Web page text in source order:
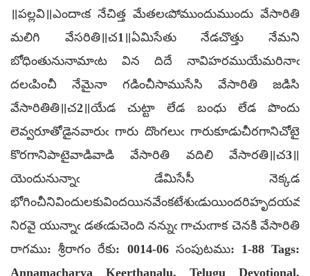
॥పల్లవి॥ఎందాఁక నేచిత్త మేతలఁపోముందుముందు వేసారితి
మలిగి వేసరితి॥చ1॥ఏమిసేతు నేడచొత్తు నేమని
బోధింతునునామాఁట విన దిదే నావిహరముయేమరినాఁ
దలఁపించీ నేమైనా గడించీసాముసేసి వేసారితి జడిసి
వేసారితితి॥చ2॥యేడ చుట్టా లేడ బంధు లేడ పొందు
లెవ్వరూతోడైనవారుఁ గారు దొంగలుఁ గారుకూడుచీరగానిచోటై
కొరగానిపాటైవాడివాడి వేసారితి వదిలి వేసారతి॥చ3॥
యెందునున్నాఁ డేమిసేసీ నెక్కడ
నిరవై యున్నాఁ డతఁడుచెంది నన్నుఁ గాచుఁగాక చెనకి వేసారితి
రాగము: శ్రీరాగం రేకు: 0014-06 సంపుటము: 1-88 Tags:
Annamacharya Keerthanalu, Telugu Devotional,